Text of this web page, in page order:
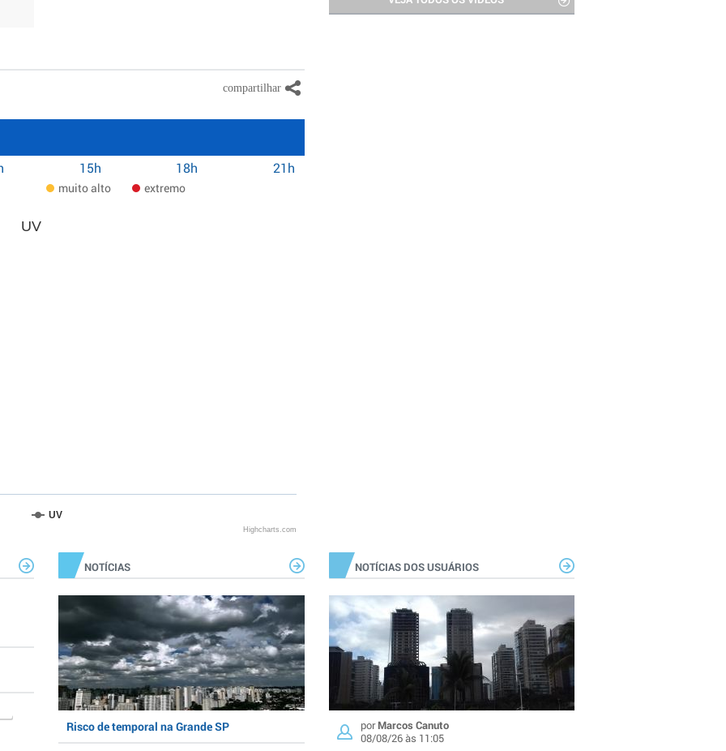
15h 18h 21h
muito alto extremo
UV
UV
Highcharts.com
NOTÍCIAS
Risco de temporal na Grande SP
NOTÍCIAS DOS USUÁRIOS
porMarcos Canuto
08/08/26 às 11:05